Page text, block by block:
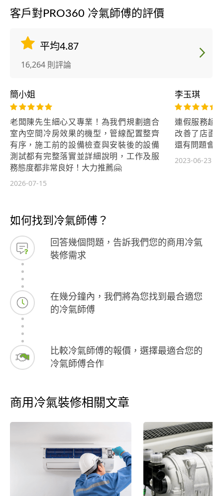
客戶對PRO360 冷氣師傅的評價
平均4.87
16,264 則評論
簡小姐
老闆陳先生細心又專業！為我們規劃適合
室內空間冷房效果的機型，管線配置整齊
有序，施工前的設備檢查與安裝後的設備
測試都有完整落實並詳細說明，工作及服
務態度都非常良好！大力推薦🤗
2026-07-15
李玉琪
連假服務超
改善了店面
還有問題會
2023-06-23
如何找到冷氣師傅？
回答幾個問題，告訴我們您的商用冷氣
裝修需求
在幾分鐘內，我們將為您找到最合適您
的冷氣師傅
比較冷氣師傅的報價，選擇最適合您的
冷氣師傅合作
商用冷氣裝修相關文章